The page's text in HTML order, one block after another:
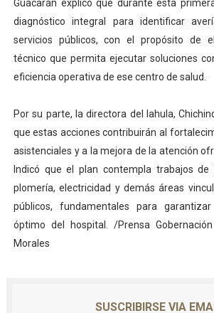
Guacarán explicó que durante esta
diagnóstico integral para identificar
servicios públicos, con el propósito de
técnico que permita ejecutar soluciones
eficiencia operativa de ese centro de salud.
Por su parte, la directora del Iahula,
que estas acciones contribuirán al
asistenciales y a la mejora de la atención
Indicó que el plan contempla trabajos de
plomería, electricidad y demás áreas
públicos, fundamentales para
óptimo del hospital. /Prensa
Morales
SUSCRIBIRSE VIA